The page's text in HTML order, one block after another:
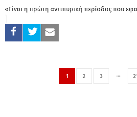
«Είναι η πρώτη αντιπυρική περίοδος που
1 2 3 …